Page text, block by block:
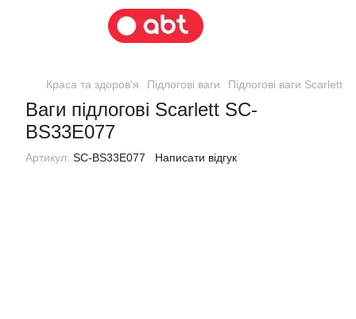
Краса та здоров'я Підлогові ваги Підлогові ваги Scarlett
Ваги підлогові Scarlett SC-
BS33E077
Артикул: SC-BS33E077 Написати відгук